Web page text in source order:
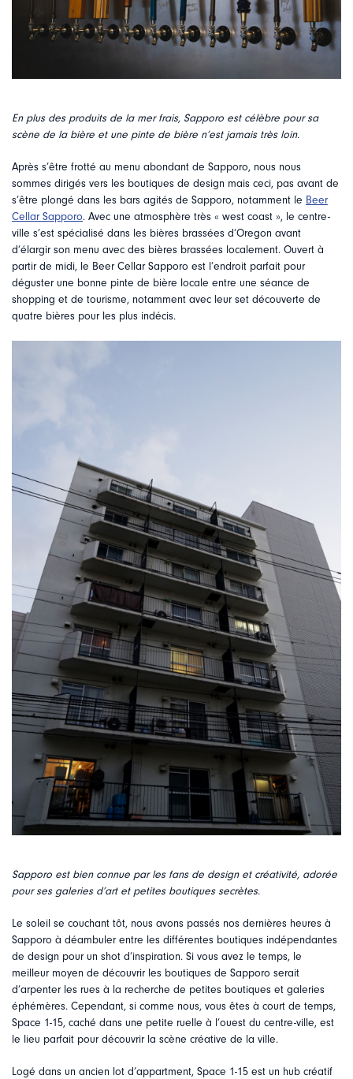
En plus des produits de la mer frais, Sapporo est célèbre pour sa
scène de la bière et une pinte de bière n’est jamais très loin.
Après s’être frotté au menu abondant de Sapporo, nous nous
sommes dirigés vers les boutiques de design mais ceci, pas avant de
s’être plongé dans les bars agités de Sapporo, notamment le Beer
Cellar Sapporo. Avec une atmosphère très « west coast », le centre-
ville s’est spécialisé dans les bières brassées d’Oregon avant
d’élargir son menu avec des bières brassées localement. Ouvert à
partir de midi, le Beer Cellar Sapporo est l’endroit parfait pour
déguster une bonne pinte de bière locale entre une séance de
shopping et de tourisme, notamment avec leur set découverte de
quatre bières pour les plus indécis.
Sapporo est bien connue par les fans de design et créativité, adorée
pour ses galeries d’art et petites boutiques secrètes.
Le soleil se couchant tôt, nous avons passés nos dernières heures à
Sapporo à déambuler entre les différentes boutiques indépendantes
de design pour un shot d’inspiration. Si vous avez le temps, le
meilleur moyen de découvrir les boutiques de Sapporo serait
d’arpenter les rues à la recherche de petites boutiques et galeries
éphémères. Cependant, si comme nous, vous êtes à court de temps,
Space 1-15, caché dans une petite ruelle à l’ouest du centre-ville, est
le lieu parfait pour découvrir la scène créative de la ville.
Logé dans un ancien lot d’appartment, Space 1-15 est un hub créatif